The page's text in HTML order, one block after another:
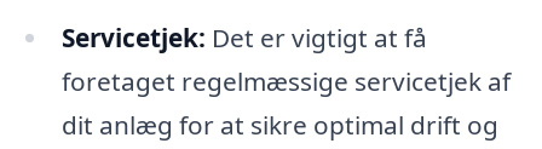
Servicetjek: Det er vigtigt at få
foretaget regelmæssige servicetjek af
dit anlæg for at sikre optimal drift og